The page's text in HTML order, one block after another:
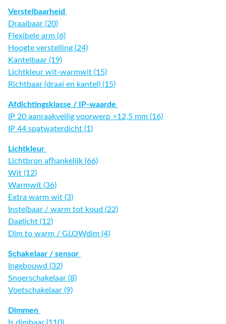
Verstelbaarheid
Draaibaar (20)
Flexibele arm (6)
Hoogte verstelling (24)
Kantelbaar (19)
Lichtkleur wit-warmwit (15)
Richtbaar (draai en kantel) (15)
Afdichtingsklasse / IP-waarde
IP 20 aanraakveilig voorwerp >12,5 mm (16)
IP 44 spatwaterdicht (1)
Lichtkleur
Lichtbron afhankelijk (66)
Wit (12)
Warmwit (36)
Extra warm wit (3)
Instelbaar / warm tot koud (22)
Daglicht (12)
Dim to warm / GLOWdim (4)
Schakelaar / sensor
Ingebouwd (32)
Snoerschakelaar (8)
Voetschakelaar (9)
Dimmen